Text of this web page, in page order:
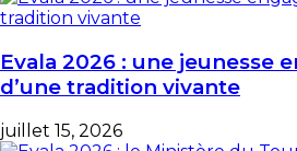
Evala 2026 : une jeunesse
d’une tradition vivante
juillet 15, 2026